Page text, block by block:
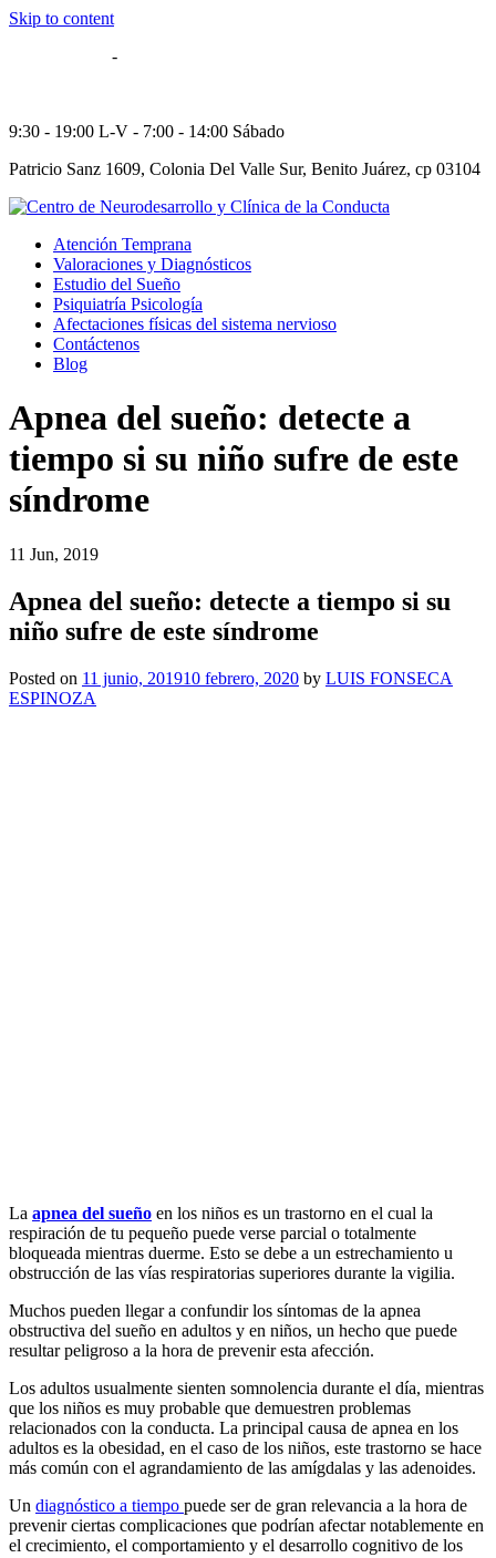
Skip to content
-
9:30 - 19:00 L-V - 7:00 - 14:00 Sábado
Patricio Sanz 1609, Colonia Del Valle Sur, Benito Juárez, cp 03104
Atención Temprana
Valoraciones y Diagnósticos
Estudio del Sueño
Psiquiatría Psicología
Afectaciones físicas del sistema nervioso
Contáctenos
Blog
Apnea del sueño: detecte a
tiempo si su niño sufre de este
síndrome
11 Jun, 2019
Apnea del sueño: detecte a tiempo si su
niño sufre de este síndrome
Posted on 11 junio, 201910 febrero, 2020 by LUIS FONSECA
ESPINOZA
La apnea del sueño en los niños es un trastorno en el cual la
respiración de tu pequeño puede verse parcial o totalmente
bloqueada mientras duerme. Esto se debe a un estrechamiento u
obstrucción de las vías respiratorias superiores durante la vigilia.
Muchos pueden llegar a confundir los síntomas de la apnea
obstructiva del sueño en adultos y en niños, un hecho que puede
resultar peligroso a la hora de prevenir esta afección.
Los adultos usualmente sienten somnolencia durante el día, mientras
que los niños es muy probable que demuestren problemas
relacionados con la conducta. La principal causa de apnea en los
adultos es la obesidad, en el caso de los niños, este trastorno se hace
más común con el agrandamiento de las amígdalas y las adenoides.
Un diagnóstico a tiempo puede ser de gran relevancia a la hora de
prevenir ciertas complicaciones que podrían afectar notablemente en
el crecimiento, el comportamiento y el desarrollo cognitivo de los